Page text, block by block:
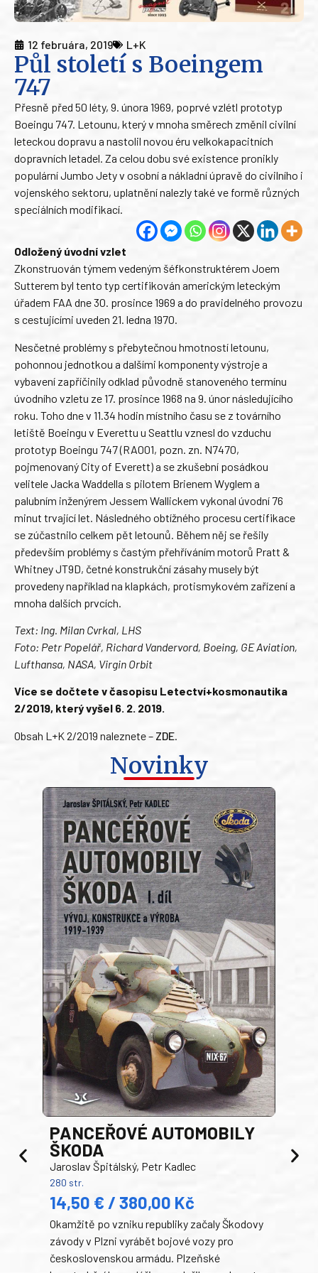
12 februára, 2019 L+K
Půl století s Boeingem
747
Přesně před 50 léty, 9. února 1969, poprvé vzlétl prototyp
Boeingu 747. Letounu, který v mnoha směrech změnil civilní
leteckou dopravu a nastolil novou éru velkokapacitních
dopravních letadel. Za celou dobu své existence pronikly
populární Jumbo Jety v osobní a nákladní úpravě do civilního i
vojenského sektoru, uplatnění nalezly také ve formě různých
speciálních modifikací.
Odložený úvodní vzlet
Zkonstruován týmem vedeným šéfkonstruktérem Joem
Sutterem byl tento typ certifikován americkým leteckým
úřadem FAA dne 30. prosince 1969 a do pravidelného provozu
s cestujícími uveden 21. ledna 1970.
Nesčetné problémy s přebytečnou hmotností letounu,
pohonnou jednotkou a dalšími komponenty výstroje a
vybavení zapříčinily odklad původně stanoveného termínu
úvodního vzletu ze 17. prosince 1968 na 9. únor následujícího
roku. Toho dne v 11.34 hodin místního času se z továrního
letiště Boeingu v Everettu u Seattlu vznesl do vzduchu
prototyp Boeingu 747 (RA001, pozn. zn. N7470,
pojmenovaný City of Everett) a se zkušební posádkou
velitele Jacka Waddella s pilotem Brienem Wyglem a
palubním inženýrem Jessem Wallickem vykonal úvodní 76
minut trvající let. Následného obtížného procesu certifikace
se zúčastnilo celkem pět letounů. Během něj se řešily
především problémy s častým přehříváním motorů Pratt &
Whitney JT9D, četné konstrukční zásahy musely být
provedeny například na klapkách, protismykovém zařízení a
mnoha dalších prvcích.
Text: Ing. Milan Cvrkal, LHS
Foto: Petr Popelář, Richard Vandervord, Boeing, GE Aviation,
Lufthansa, NASA, Virgin Orbit
Více se dočtete v časopisu Letectví+kosmonautika
2/2019, který vyšel 6. 2. 2019.
Obsah L+K 2/2019 naleznete – ZDE
Novinky
PANCEŘOVÉ AUTOMOBILY
ŠKODA
Jaroslav Špitálský, Petr Kadlec
280 str.
14,50 € / 380,00 Kč
Okamžitě po vzniku republiky začaly Škodovy
závody v Plzni vyrábět bojové vozy pro
československou armádu. Plzeňské